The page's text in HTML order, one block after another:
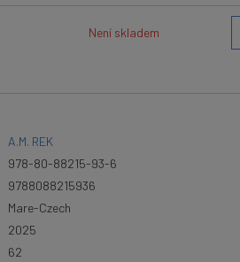
Není skladem
A.M. REK
978-80-88215-93-6
9788088215936
Mare-Czech
2025
62